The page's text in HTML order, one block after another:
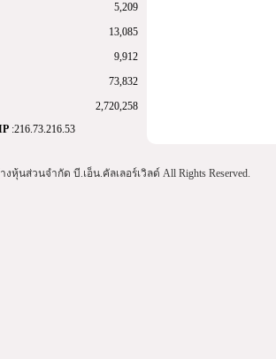
5,209
13,085
9,912
73,832
2,720,258
:216.73.216.53
งหุ้นส่วนจำกัด บี.เอ็น.คัลเลอร์เวิลด์ All Rights Reserved.